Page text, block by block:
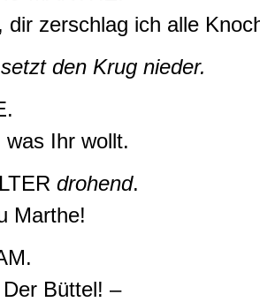
dir zerschlag ich alle
den Krug nieder.
was Ihr wollt.
drohend.
Marthe!
Büttel! –